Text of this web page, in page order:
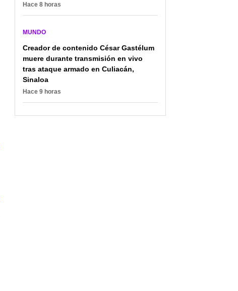
Hace 8 horas
MUNDO
Creador de contenido César Gastélum
muere durante transmisión en vivo
tras ataque armado en Culiacán,
Sinaloa
Hace 9 horas